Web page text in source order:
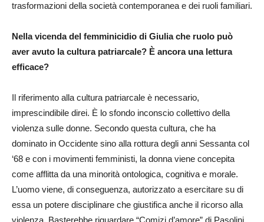
trasformazioni della società contemporanea e dei ruoli familiari.
Nella vicenda del femminicidio di Giulia che ruolo può
aver avuto la cultura patriarcale? È ancora una lettura
efficace?
Il riferimento alla cultura patriarcale è necessario,
imprescindibile direi. È lo sfondo inconscio collettivo della
violenza sulle donne. Secondo questa cultura, che ha
dominato in Occidente sino alla rottura degli anni Sessanta col
‘68 e con i movimenti femministi, la donna viene concepita
come afflitta da una minorità ontologica, cognitiva e morale.
L’uomo viene, di conseguenza, autorizzato a esercitare su di
essa un potere disciplinare che giustifica anche il ricorso alla
violenza. Basterebbe riguardare “Comizi d’amore” di Pasolini